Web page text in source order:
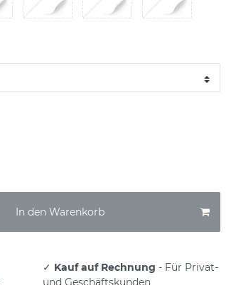
In den Warenkorb
✓ Kauf auf Rechnung - Für Privat-
und Geschäftskunden